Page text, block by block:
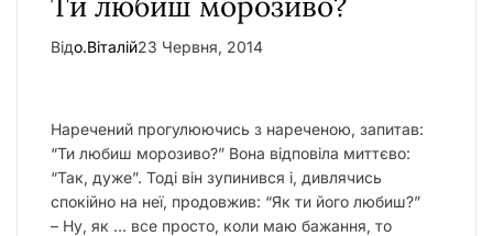
Відо.Віталій23 Червня, 2014
Наречений прогулюючись з нареченою, запитав:
“Ти любиш морозиво?” Вона відповіла миттєво:
“Так, дуже”. Тоді він зупинився і, дивлячись
спокійно на неї, продовжив: “Як ти його любиш?”
– Ну, як … все просто, коли маю бажання, то